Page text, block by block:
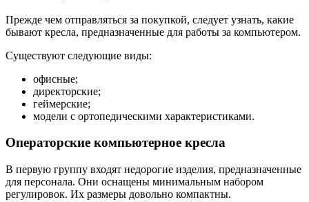
Прежде чем отправляться за покупкой, следует узнать, какие
бывают кресла, предназначенные для работы за компьютером.
Существуют следующие виды:
офисные;
директорские;
геймерские;
модели с ортопедическими характеристиками.
Операторские компьютерное кресла
В первую группу входят недорогие изделия, предназначенные
для персонала. Они оснащены минимальным набором
регулировок. Их размеры довольно компактны.